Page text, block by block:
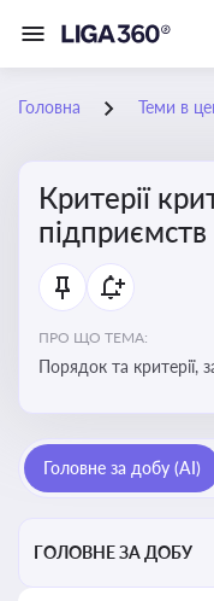
Головна Теми в
Критерії
підприємств
ПРО ЩО ТЕМА:
Порядок та критерії,
Головне за добу (AI)
ГОЛОВНЕ ЗА ДОБУ